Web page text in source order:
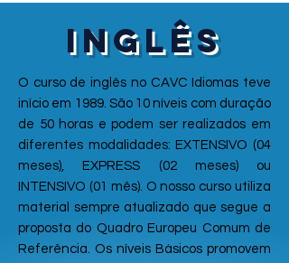
INGLÊS
O curso de inglês no CAVC Idiomas teve
início em 1989. São 10 níveis com duração
de 50 horas e podem ser realizados em
diferentes modalidades: EXTENSIVO (04
meses), EXPRESS (02 meses) ou
INTENSIVO (01 mês). O nosso curso utiliza
material sempre atualizado que segue a
proposta do Quadro Europeu Comum de
Referência. Os níveis Básicos promovem